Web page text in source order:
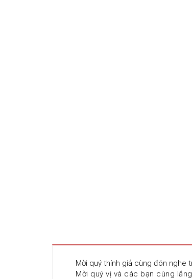
Mời quý thính giả cùng đón nghe
Mời quý vị và các bạn cùng